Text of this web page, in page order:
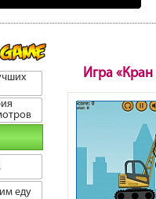
еду
Игра